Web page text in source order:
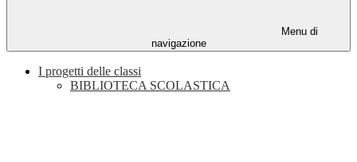
Menu di
navigazione
I progetti delle classi
BIBLIOTECA SCOLASTICA